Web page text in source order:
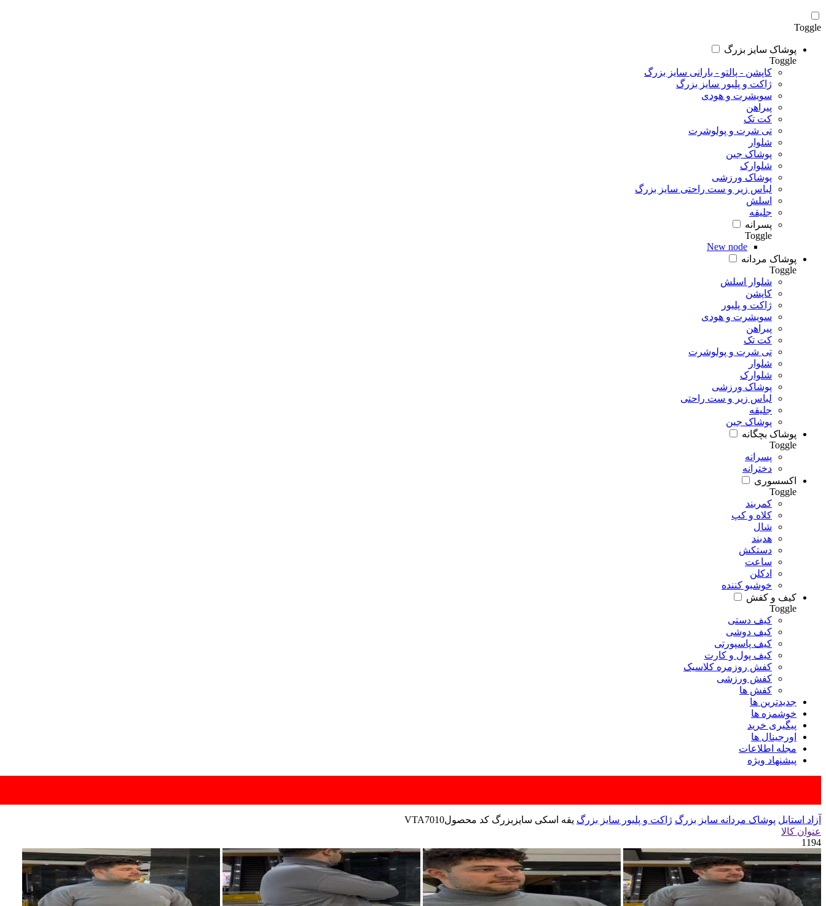
Toggle
پوشاک سایز بزرگ
Toggle
کاپشن - پالتو - بارانی سایز بزرگ
ژاکت و پلیور سایز بزرگ
سویشرت و هودی
پیراهن
کت تک
تی شرت و پولوشرت
شلوار
پوشاک جین
شلوارک
پوشاک ورزشی
لباس زیر و ست راحتی سایز بزرگ
اسلش
جلیقه
پسرانه
Toggle
New node
پوشاک مردانه
Toggle
شلوار اسلش
کاپشن
ژاکت و پلیور
سویشرت و هودی
پیراهن
کت تک
تی شرت و پولوشرت
شلوار
شلوارک
پوشاک ورزشی
لباس زیر و ست راحتی
جلیقه
پوشاک جین
پوشاک بچگانه
Toggle
پسرانه
دخترانه
اکسسوری
Toggle
کمربند
کلاه و کپ
شال
هدبند
دستکش
ساعت
ادکلن
خوشبو کننده
کیف و کفش
Toggle
کیف دستی
کیف دوشی
کیف پاسپورتی
کیف پول و کارت
کفش روزمره کلاسیک
کفش ورزشی
کفش ها
جدیدترین ها
خوشمزه ها
پیگیری خرید
اورجینال ها
مجله اطلاعات
پیشنهاد ویژه
آزاد استایل پوشاک مردانه سایز بزرگ ژاکت و پلیور سایز بزرگ یقه اسکی سایزبزرگ کد محصولVTA7010
عنوان کالا
1194